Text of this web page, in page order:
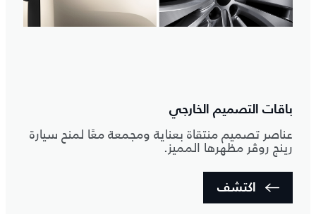
باقات التصميم الخارجي
عناصر تصميم منتقاة بعناية ومجمعة معًا لمنح سيارة
رينج روڤر مظهرها المميز.
اكتشف